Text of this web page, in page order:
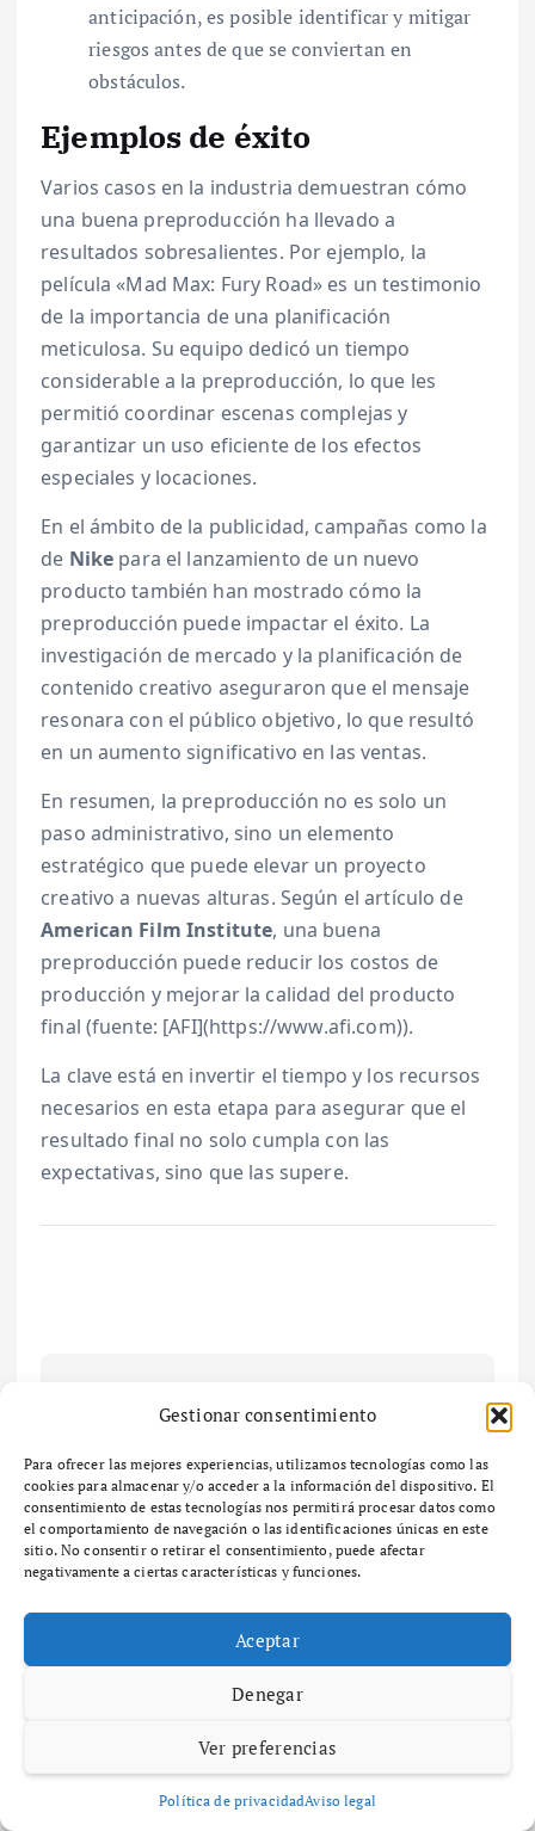
Gestionar consentimiento
Para ofrecer las mejores experiencias, utilizamos tecnologías como las
cookies para almacenar y/o acceder a la información del dispositivo. El
consentimiento de estas tecnologías nos permitirá procesar datos como
el comportamiento de navegación o las identificaciones únicas en este
sitio. No consentir o retirar el consentimiento, puede afectar
negativamente a ciertas características y funciones.
Aceptar
Denegar
Ver preferencias
Política de privacidadAviso legal
anticipación, es posible identificar y mitigar
riesgos antes de que se conviertan en
obstáculos.
Ejemplos de éxito
Varios casos en la industria demuestran cómo
una buena preproducción ha llevado a
resultados sobresalientes. Por ejemplo, la
película «Mad Max: Fury Road» es un testimonio
de la importancia de una planificación
meticulosa. Su equipo dedicó un tiempo
considerable a la preproducción, lo que les
permitió coordinar escenas complejas y
garantizar un uso eficiente de los efectos
especiales y locaciones.
En el ámbito de la publicidad, campañas como la
de Nike para el lanzamiento de un nuevo
producto también han mostrado cómo la
preproducción puede impactar el éxito. La
investigación de mercado y la planificación de
contenido creativo aseguraron que el mensaje
resonara con el público objetivo, lo que resultó
en un aumento significativo en las ventas.
En resumen, la preproducción no es solo un
paso administrativo, sino un elemento
estratégico que puede elevar un proyecto
creativo a nuevas alturas. Según el artículo de
American Film Institute, una buena
preproducción puede reducir los costos de
producción y mejorar la calidad del producto
final (fuente: [AFI](https://www.afi.com)).
La clave está en invertir el tiempo y los recursos
necesarios en esta etapa para asegurar que el
resultado final no solo cumpla con las
expectativas, sino que las supere.
Maria Izquierdo
profesional junior en
comunicación digital. Creo y
gestiono contenido para redes
y medios online, combinando
copywriting, narrativa visual y
edición básica. Con
formación en comunicación
audiovisual y un máster en
contenidos digitales, me
conectar con audiencias
jóvenes a través de contenido
creativo.